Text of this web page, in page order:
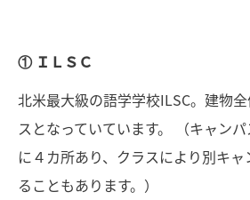
① ＩＬＳＣ
北米最大級の語学学校ILSC。建物
スとなっていています。 （キャン
に４カ所あり、クラスにより別キ
ることもあります。）